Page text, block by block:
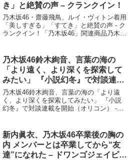
き」と絶賛の声 – クランクイン！
乃木坂46・齋藤飛鳥、ルイ・ヴィトン着用
「美しすぎる」「すてき」と絶賛の声 - ク
ランクイン！「乃木坂46」関連商品乃木坂
クイン！ 乃木坂46・齋藤飛鳥、ル...
乃木坂46鈴木絢音、言葉の海の
「より遠く、より深くを探索して
みたい」 『小説幻冬』で対談連載
を開始（オリコン） – Yahoo!ニュ
ース – Yahoo!ニュース
乃木坂46鈴木絢音、言葉の海の「より遠
く、より深くを探索してみたい」 『小説
幻冬』で対談連載を開始（オリコン） -
の「より遠く、より深くを探索...
新内眞衣、乃木坂46卒業後の胸の
内 メンバーとは卒業してから“友
達”になれた – ドワンゴジェイピー